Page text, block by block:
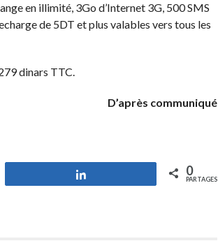
en illimité, 3Go d’Internet 3G, 500 SMS
de 5DT et plus valables vers tous les
dinars TTC.
D’après communiqué
0
PARTAGES